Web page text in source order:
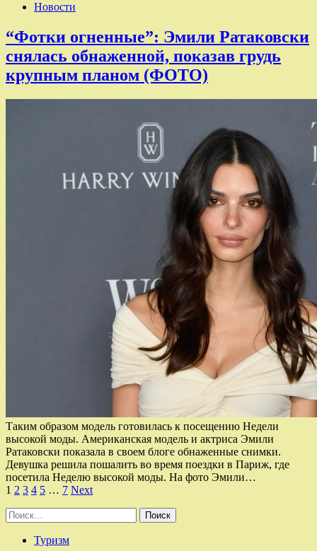
Новости
“Фотки огненные”: Эмили Ратаковски
снялась обнаженной, показав грудь
крупным планом (ФОТО)
Таким образом модель готовилась к посещению Недели
высокой моды. Американская модель и актриса Эмили
Ратаковски показала в своем блоге обнаженные снимки.
Девушка решила пошалить во время поездки в Париж, где
посетила Неделю высокой моды. На фото Эмили…
Пагинация
записей
1 2 3 4 5 … 7 Next
Найти:
Туризм